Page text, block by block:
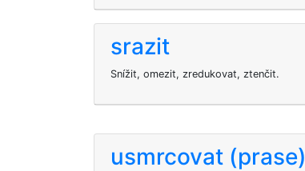
srazit
Snížit, omezit, zredukovat, ztenčit.
usmrcovat (prase)